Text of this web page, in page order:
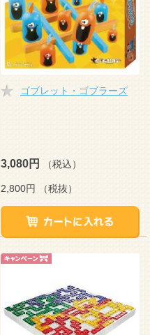
ゴブレット・ゴブラーズ
3,080円 （税込）
2,800円 （税抜）